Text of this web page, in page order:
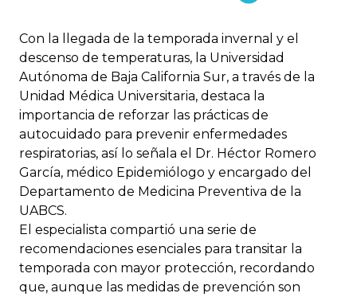
Con la llegada de la temporada invernal y el
descenso de temperaturas, la Universidad
Autónoma de Baja California Sur, a través de la
Unidad Médica Universitaria, destaca la
importancia de reforzar las prácticas de
autocuidado para prevenir enfermedades
respiratorias, así lo señala el Dr. Héctor Romero
García, médico Epidemiólogo y encargado del
Departamento de Medicina Preventiva de la
UABCS.
El especialista compartió una serie de
recomendaciones esenciales para transitar la
temporada con mayor protección, recordando
que, aunque las medidas de prevención son